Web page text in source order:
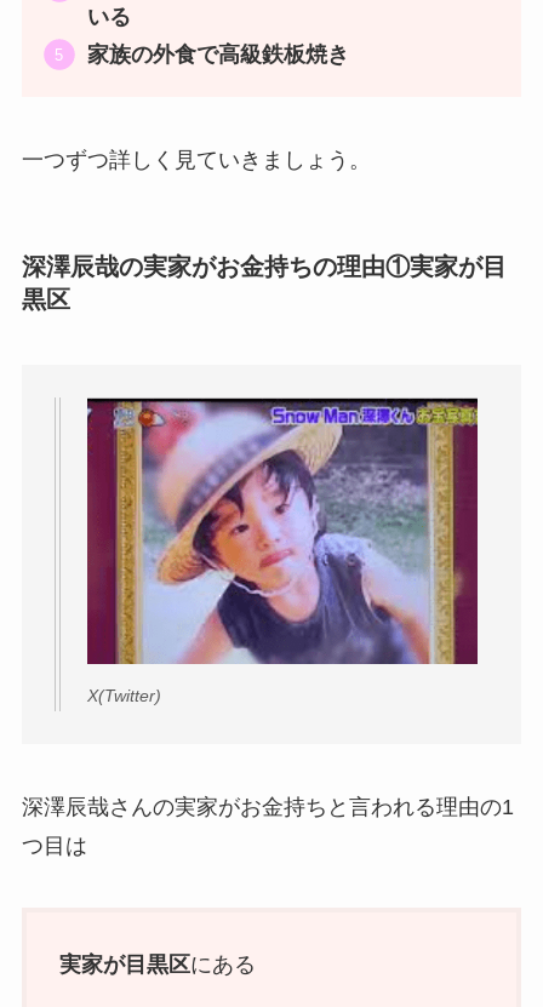
いる
家族の外食で高級鉄板焼き
一つずつ詳しく見ていきましょう。
深澤辰哉の実家がお金持ちの理由①実家が目
黒区
X(Twitter)
深澤辰哉さんの実家がお金持ちと言われる理由の1
つ目は
実家が目黒区にある